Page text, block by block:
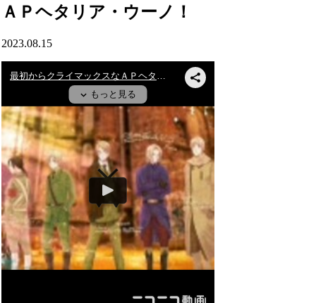
ＡＰヘタリア・ウーノ！
2023.08.15